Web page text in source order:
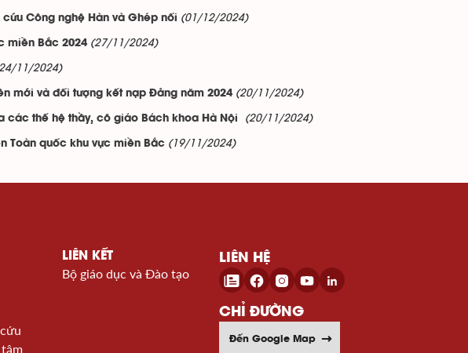
Công nghệ Hàn và Ghép nối (01/12/2024)
miền Bắc 2024 (27/11/2024)
11/2024)
mới và đối tượng kết nạp Đảng năm 2024 (20/11/2024)
các thế hệ thầy, cô giáo Bách khoa Hà Nội (20/11/2024)
Toàn quốc khu vực miền Bắc (19/11/2024)
LIÊN KẾT
Bộ giáo dục và Đào tạo
LIÊN HỆ
CHỈ ĐƯỜNG
Đến Google Map